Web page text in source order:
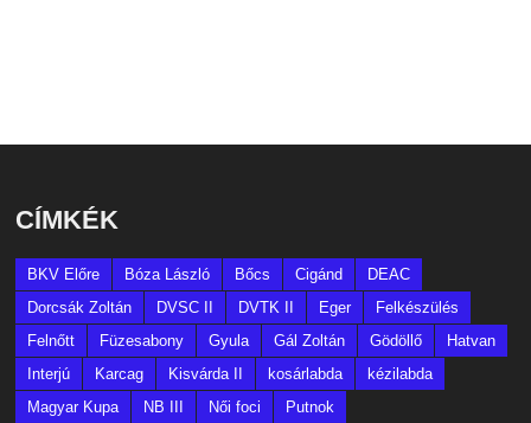
CÍMKÉK
BKV Előre Bóza László Bőcs Cigánd
DEAC
Dorcsák Zoltán
DVSC II DVTK II Eger
Felkészülés
Felnőtt
Füzesabony Gyula Gál Zoltán Gödöllő
Hatvan
Interjú
Karcag Kisvárda II kosárlabda
kézilabda
Magyar Kupa
NB III Női foci
Putnok